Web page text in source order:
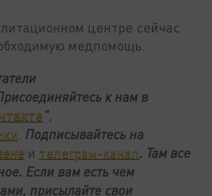
центре сейчас
медпомощь.
к нам в
",
Подписывайтесь на
и телеграм-канал. Там все
Если вам есть чем
присылайте свои